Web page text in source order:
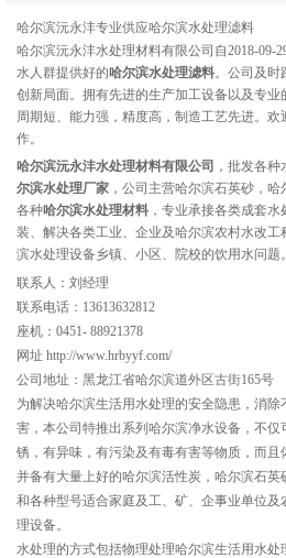
哈尔滨沅永沣专业供应哈尔滨水处理滤料
哈尔滨沅永沣水处理材料有限公司自2018-09-
水人群提供好的哈尔滨水处理滤料。公司及时
创新局面。拥有先进的生产加工设备以及专
周期短、能力强，精度高，制造工艺先进。
作。
哈尔滨沅永沣水处理材料有限公司 ，批发各
尔滨水处理厂家，公司主营哈尔滨石英砂，哈
各种哈尔滨水处理材料，专业承接各类成套水
装、解决各类工业、企业及哈尔滨农村水改
滨水处理设备乡镇、小区、院校的饮用水问题。
联系人：刘经理
联系电话：13613632812
座机：0451- 88921378
网址 http://www.hrbyyf.com/
公司地址：黑龙江省哈尔滨道外区古街165号
为解决哈尔滨生活用水处理的安全隐患，消
害，本公司特推出系列哈尔滨净水设备，不
锈，有异味，有污染及有毒有害等物质，而且
并备有大量上好的哈尔滨活性炭，哈尔滨石
和各种型号适合家庭及工、矿、企事业单位
理设备。
水处理的方式包括物理处理哈尔滨生活用水